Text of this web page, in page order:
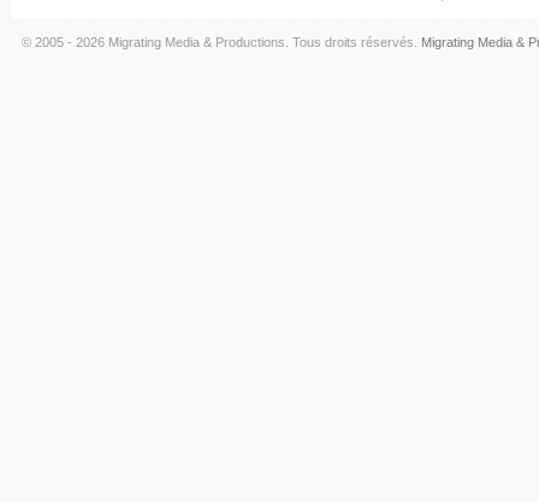
© 2005 - 2026 Migrating Media & Productions. Tous droits réservés. Migrating Media &